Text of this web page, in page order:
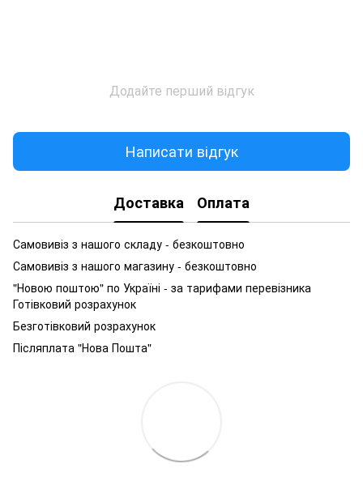
Додайте перший відгук
Написати відгук
Доставка Оплата
Самовивіз з нашого складу - безкоштовно
Самовивіз з нашого магазину - безкоштовно
"Новою поштою" по Україні - за тарифами перевізника
Готівковий розрахунок
Безготівковий розрахунок
Післяплата "Нова Пошта"